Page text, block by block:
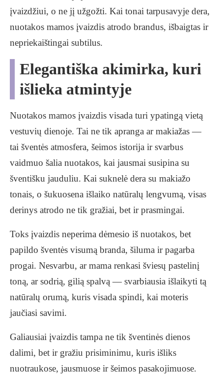
įvaizdžiui, o ne jį užgožti. Kai tonai tarpusavyje dera,
nuotakos mamos įvaizdis atrodo brandus, išbaigtas ir
nepriekaištingai subtilus.
Elegantiška akimirka, kuri
išlieka atmintyje
Nuotakos mamos įvaizdis visada turi ypatingą vietą
vestuvių dienoje. Tai ne tik apranga ar makiažas —
tai šventės atmosfera, šeimos istorija ir svarbus
vaidmuo šalia nuotakos, kai jausmai susipina su
šventišku jauduliu. Kai suknelė dera su makiažo
tonais, o šukuosena išlaiko natūralų lengvumą, visas
derinys atrodo ne tik gražiai, bet ir prasmingai.
Toks įvaizdis neperima dėmesio iš nuotakos, bet
papildo šventės visumą branda, šiluma ir pagarba
progai. Nesvarbu, ar mama renkasi šviesų pastelinį
toną, ar sodrią, gilią spalvą — svarbiausia išlaikyti tą
natūralų orumą, kuris visada spindi, kai moteris
jaučiasi savimi.
Galiausiai įvaizdis tampa ne tik šventinės dienos
dalimi, bet ir gražiu prisiminimu, kuris išliks
nuotraukose, jausmuose ir šeimos pasakojimuose.